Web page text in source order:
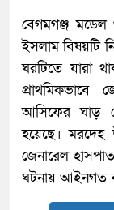
বেগমগঞ্জ মডেল
ইসলাম বিষয়টি
ঘরটিতে যারা
প্রাথমিকভাবে
আসিফের ঘাড়
হয়েছে। মরদেহ
জেনারেল
ঘটনায় আইনগত